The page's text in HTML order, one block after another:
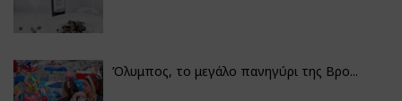
Όλυμπος, το μεγάλο πανηγύρι της Βρο...